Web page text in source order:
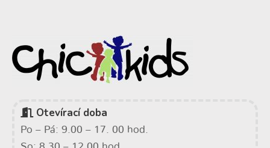
Otevírací doba
Po – Pá: 9.00 – 17. 00 hod.